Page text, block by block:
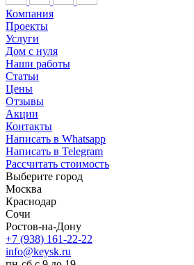
Компания
Проекты
Услуги
Дом с нуля
Наши работы
Статьи
Цены
Отзывы
Акции
Контакты
Написать в Whatsapp
Написать в Telegram
Рассчитать стоимость
Выберите город
Москва
Краснодар
Сочи
Ростов-на-Дону
+7 (938) 161-22-22
info@keysk.ru